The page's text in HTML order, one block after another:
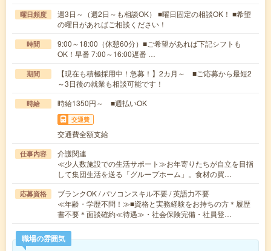
曜日頻度
週3日～（週2日～も相談OK） ■曜日固定の相談OK！ ■希望
の曜日があればご相談ください！
時間
9:00～18:00（休憩60分）■ご希望があれば下記シフトも
OK！早番 7:00～16:00遅番 …
期間
【現在も積極採用中！急募！】2カ月～ ■ご応募から最短2
～3日後の就業も相談可能です！
時給 時給1350円～ ■週払いOK
交通費
交通費全額支給
仕事内容
介護関連
≪少人数施設での生活サポート≫お年寄りたちが自立を目指
して集団生活を送る「グループホーム」。食材の買…
応募資格
ブランクOK / パソコンスキル不要 / 英語力不要
≪年齢・学歴不問！≫■資格と実務経験をお持ちの方＊履歴
書不要＊面談確約≪待遇≫・社会保険完備・社員登…
職場の雰囲気